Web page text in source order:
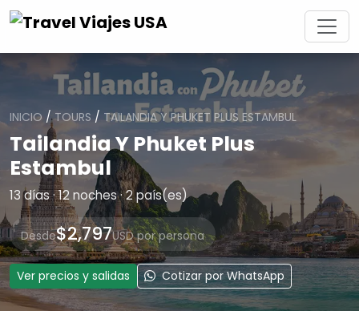
INICIO /TOURS / TAILANDIA Y PHUKET PLUS ESTAMBUL
Tailandia Y Phuket Plus
Estambul
13 días · 12 noches · 2 país(es)
Desde$2,797USD por persona
Ver precios y salidas Cotizar por WhatsApp